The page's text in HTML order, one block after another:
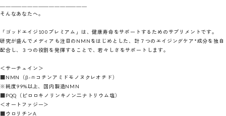
そんなあなたへ。
「ゴッドエイジ100プレミアム」は、健康寿命をサポートするためのサプリメントです。
研究が盛んでメディアも注目のNMNをはじめとした、計７つのエイジングケア*成分を独自
配合し、３つの役割を発揮することで、若々しさをサポートします。
＜サーチュイン＞
■NMN（β-ニコチンアミドモノヌクレオチド）
※純度99%以上、国内製造NMN
■PQQ（ピロロキノリンキノン二ナトリウム塩）
＜オートファジー＞
■ウロリチンA